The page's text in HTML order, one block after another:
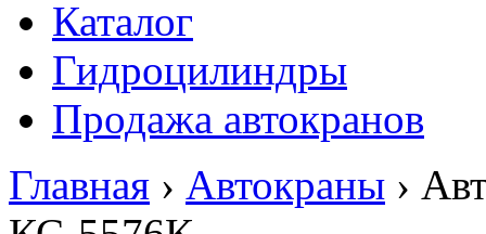
Каталог
Гидроцилиндры
Продажа автокранов
Главная › Автокраны ›